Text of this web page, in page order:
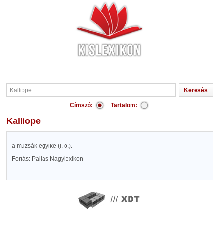
Címszó: Tartalom:
Kalliope
a muzsák egyike (l. o.).
Forrás: Pallas Nagylexikon